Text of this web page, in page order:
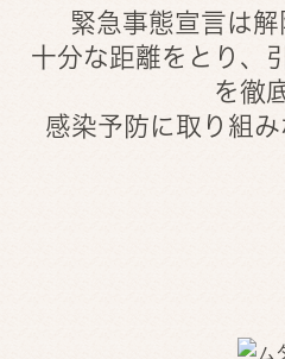
緊急事態宣言は
十分な距離をとり、
を徹
感染予防に取り組み